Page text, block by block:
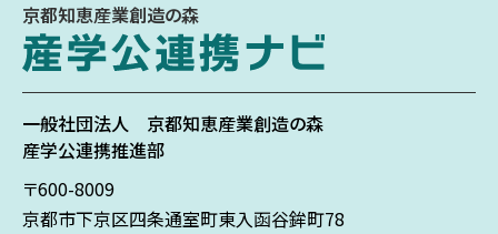
京都知恵産業創造の森
一般社団法人 京都知恵産業創造の森
産学公連携推進部
〒600-8009
京都市下京区四条通室町東入函谷鉾町78